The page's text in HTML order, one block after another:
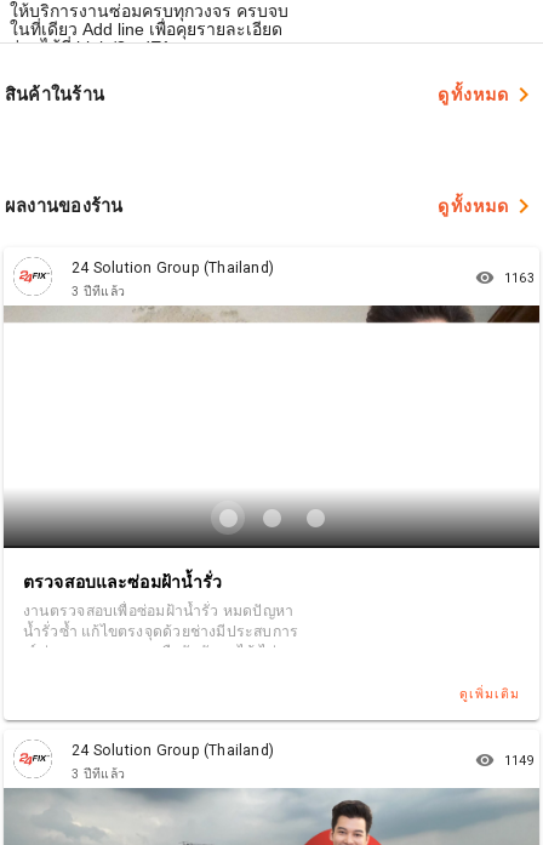
ให้บริการงานซ่อมครบทุกวงจร ครบจบ
ในที่เดียว Add line เพื่อคุยรายละเอียด
ก่อนได้ที่ bit.ly/3qtdE1n
สินค้าในร้าน ดูทั้งหมด navigate_next
ผลงานของร้าน ดูทั้งหมด navigate_next
24 Solution Group (Thailand)
3 ปีที่แล้ว
remove_red_eye 1163
ตรวจสอบและซ่อมฝ้าน้ำรั่ว
งานตรวจสอบเพื่อซ่อมฝ้าน้ำรั่ว หมดปัญหา
น้ำรั่วซ้ำ แก้ไขตรงจุดด้วยช่างมีประสบการ
ณ์ ผ่านการตรวจสอบ ยืนยันตัวตนได้ ไม่หนี
ดูเพิ่มเติม
24 Solution Group (Thailand)
3 ปีที่แล้ว
remove_red_eye 1149